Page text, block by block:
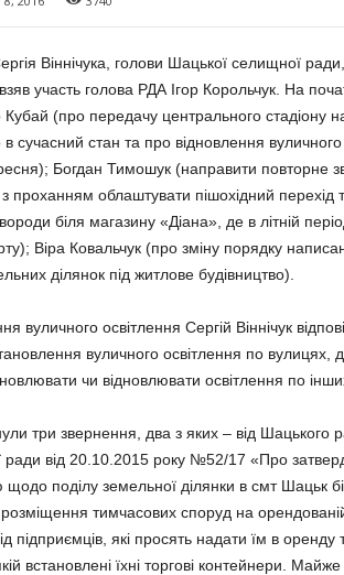
Віннічука, голови Шацької селищної
участь голова РДА Ігор Ко­ро­льчук. На
(про передачу цен­т­рального стадіону
сучасний стан та про від­новлення вуличного
Богдан Ти­мо­шук (на­правити повторне
з проханням облашту­ва­ти пішохідний перехід
біля магазину «Діа­на», де в літній
Віра Ковальчук (про змі­ну порядку
ділянок під житлове будівництво).
вуличного освітлення Сер­гій Він­нічук
вуличного ос­віт­лення по вулицях,
чи віднов­лю­вати освіт­лен­ня по
три звернення, два з яких – від Шацького
ради від 20.10.2015 року №52/17 «Про
щодо поділу земельної ділянки в смт Шацьк
тимчасових споруд на
підприємців, які просять надати їм в оренду
встановлені їхні торгові кон­тейнери.